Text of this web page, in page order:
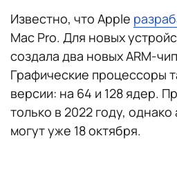
Известно, что Apple
Mac Pro. Для новых
создала два новых ARM-
Графические процессоры
версии: на 64 и 128 ядер.
только в 2022 году,
могут уже 18 октября.